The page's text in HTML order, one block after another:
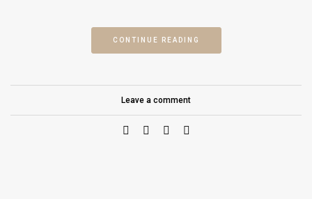
CONTINUE READING
Leave a comment